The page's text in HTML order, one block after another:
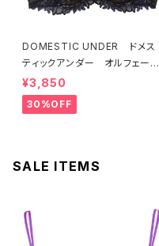
DOMESTIC UNDER ドメス
ティックアンダー オルフェーヴ
ル ブラジャー（ブラック）D225
4 送料無料
¥3,850
30%OFF
SALE ITEMS